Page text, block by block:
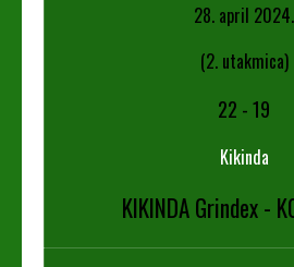
28. april 2024.
(2. utakmica)
22 -19
Kikinda
KIKINDA Grindex -